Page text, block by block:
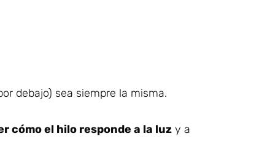
debajo) sea siempre la misma.
cómo el hilo responde a la luz y a